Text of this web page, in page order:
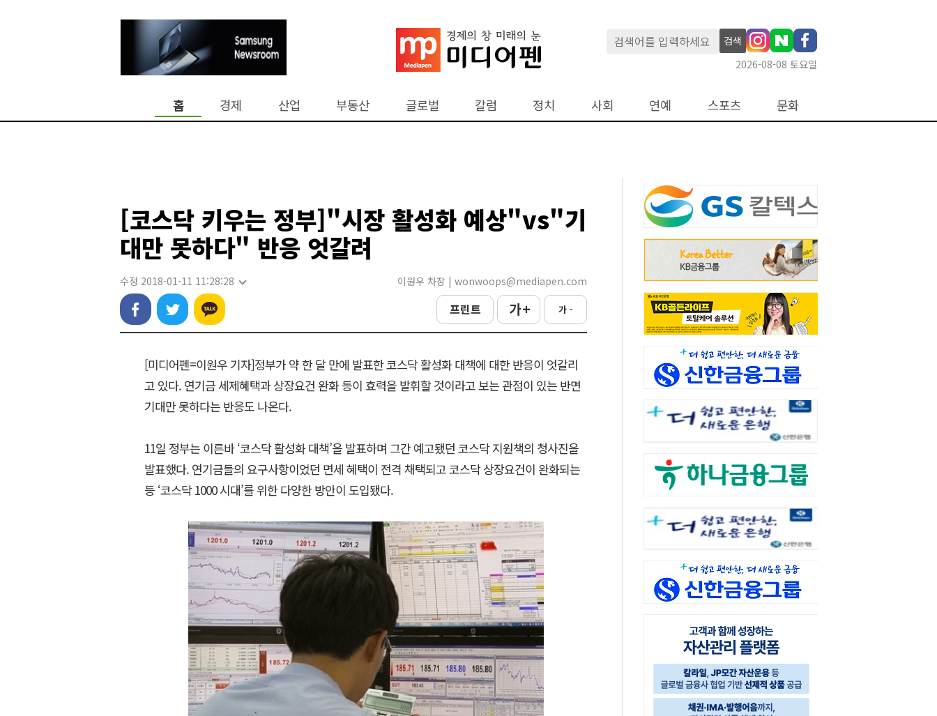
검색
2026-08-08 토요일
홈 경제 산업 부동산 글로벌 칼럼 정치 사회 연예 스포츠 문화
[코스닥 키우는 정부]"시장 활성화 예상"vs"기
대만 못하다" 반응 엇갈려
수정 2018-01-11 11:28:28 이원우 차장 | wonwoops@mediapen.com
프린트 가 + 가 -
[미디어펜=이원우 기자]정부가 약 한 달 만에 발표한 코스닥 활성화 대책에 대한 반응이 엇갈리
고 있다. 연기금 세제혜택과 상장요건 완화 등이 효력을 발휘할 것이라고 보는 관점이 있는 반면
기대만 못하다는 반응도 나온다.
11일 정부는 이른바 ‘코스닥 활성화 대책’을 발표하며 그간 예고됐던 코스닥 지원책의 청사진을
발표했다. 연기금들의 요구사항이었던 면세 혜택이 전격 채택되고 코스닥 상장요건이 완화되는
등 ‘코스닥 1000 시대’를 위한 다양한 방안이 도입됐다.